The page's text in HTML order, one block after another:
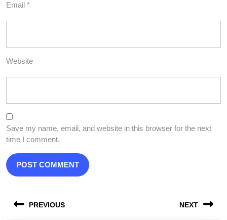
Email *
Website
Save my name, email, and website in this browser for the next
time I comment.
navigation
PREVIOUS NEXT